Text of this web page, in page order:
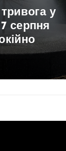
у
7 серпня